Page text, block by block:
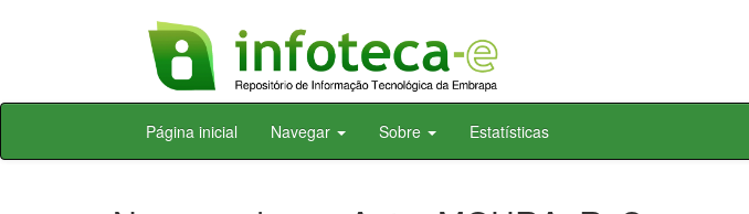
Skip
Página inicial Navegar Sobre Estatísticas